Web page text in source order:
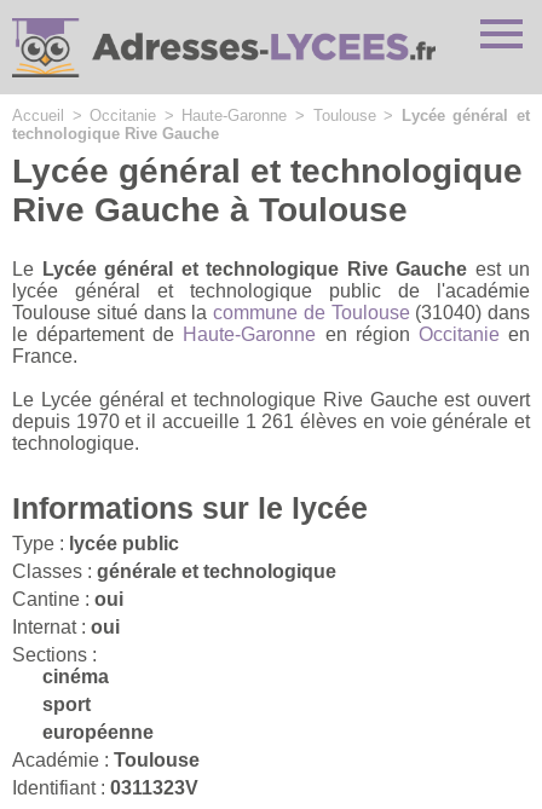
Accueil >Occitanie > Haute-Garonne > Toulouse> Lycée général et
technologique Rive Gauche
Lycée général et technologique
Rive Gauche à Toulouse
Le Lycée général et technologique Rive Gauche est un
lycée général et technologique public de l'académie
Toulouse situé dans la commune de Toulouse (31040) dans
le département de Haute-Garonne en région Occitanie en
France.
Le Lycée général et technologique Rive Gauche est ouvert
depuis 1970 et il accueille 1 261 élèves en voie générale et
technologique.
Informations sur le lycée
Type : lycée public
Classes : générale et technologique
Cantine : oui
Internat : oui
Sections :
cinéma
sport
européenne
Académie : Toulouse
Identifiant : 0311323V